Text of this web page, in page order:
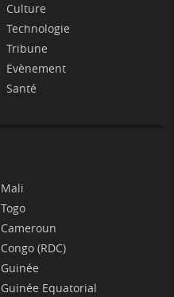
Culture
Technologie
Tribune
Evènement
Santé
Mali
Togo
Cameroun
Congo (RDC)
Guinée
Guinée Equatorial